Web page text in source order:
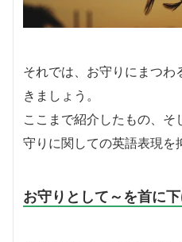
それでは、お守りにまつわ
きましょう。
ここまで紹介したもの、
守りに関しての英語表現を
お守りとして～を首に